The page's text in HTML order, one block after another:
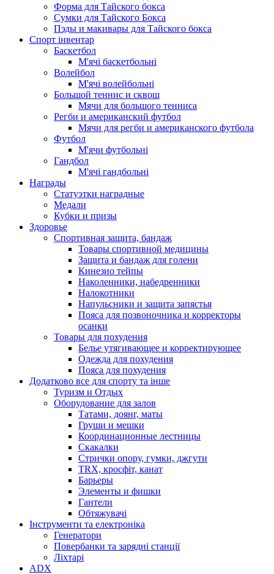
Форма для Тайского бокса
Сумки для Тайского Бокса
Пэды и макивары для Тайского бокса
Спорт інвентар
Баскетбол
М'ячі баскетбольні
Волейбол
М'ячі волейбольні
Большой теннис и сквош
Мячи для большого тенниса
Регби и американский футбол
Мячи для регби и американского футбола
Футбол
М'ячи футбольнi
Гандбол
М'ячі гандбольні
Награды
Статуэтки наградные
Медали
Кубки и призы
Здоровье
Спортивная защита, бандаж
Товары спортивной медицины
Защита и бандаж для голени
Кинезио тейпы
Наколенники, набедренники
Налокотники
Напульсники и защита запястья
Пояса для позвоночника и корректоры
осанки
Товары для похудения
Белье утягивающее и корректирующее
Одежда для похудения
Пояса для похудения
Додатково все для спорту та інше
Туризм и Отдых
Оборудование для залов
Татами, доянг, маты
Груши и мешки
Координационные лестницы
Скакалки
Стрички опору, гумки, джгути
TRX, кросфіт, канат
Барьеры
Элементы и фишки
Гантели
Обтяжувачі
Інструменти та електроніка
Генератори
Повербанки та зарядні станції
Ліхтарі
ADX